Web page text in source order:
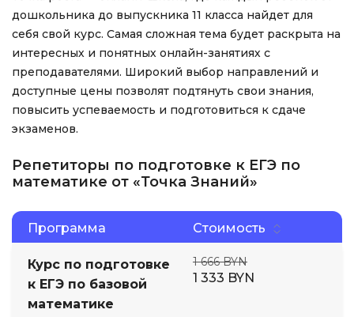
дошкольника до выпускника 11 класса найдет для
себя свой курс. Самая сложная тема будет раскрыта на
интересных и понятных онлайн-занятиях с
преподавателями. Широкий выбор направлений и
доступные цены позволят подтянуть свои знания,
повысить успеваемость и подготовиться к сдаче
экзаменов.
Репетиторы по подготовке к ЕГЭ по
математике от «Точка Знаний»
Программа Стоимость
Курс по подготовке
к ЕГЭ по базовой
математике
1 666 BYN
1 333 BYN